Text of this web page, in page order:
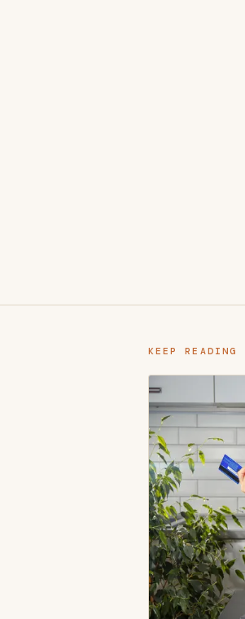
KEEP READING